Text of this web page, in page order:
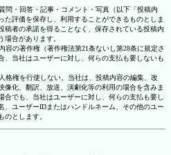
問・回答・記事・コメント・写真（以下「投稿内
評価を保存し、利用することができるものとしま
稿者の承諾を得ることなく、保存されている投稿内
合があります。
の著作権（著作権法第21条ないし第28条に規定さ
、当社はユーザーに対し、何らの支払も要しないも
格権を行使しない。当社は、投稿内容の編集、改
化、翻訳、放送、演劇化等の利用の場合を含みま
でも、当社はユーザーに対し、何らの支払も要し
、ユーザーIDまたはハンドルネーム、その他のユー
のとします。